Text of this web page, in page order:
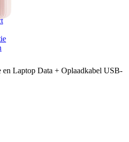
en Laptop Data + Oplaadkabel USB-